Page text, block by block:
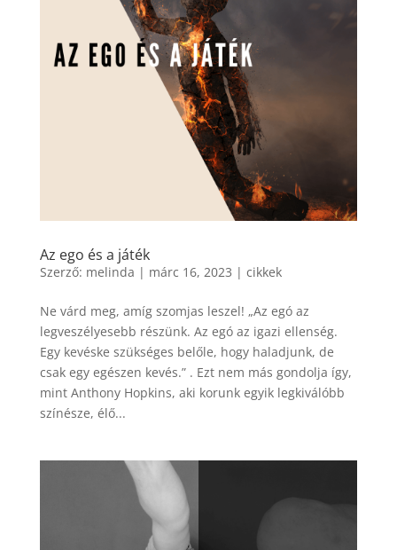
Az ego és a játék
Szerző: melinda | márc 16, 2023 | cikkek
Ne várd meg, amíg szomjas leszel! „Az egó az
legveszélyesebb részünk. Az egó az igazi ellenség.
Egy kevéske szükséges belőle, hogy haladjunk, de
csak egy egészen kevés.” . Ezt nem más gondolja így,
mint Anthony Hopkins, aki korunk egyik legkiválóbb
színésze, élő...